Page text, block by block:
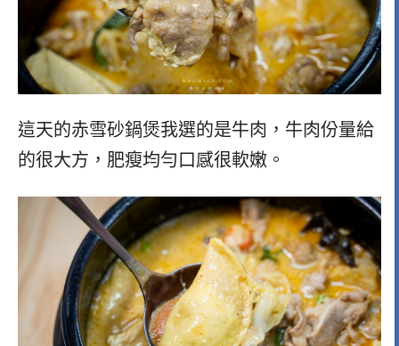
這天的赤雪砂鍋煲我選的是牛肉，牛肉份量給
的很大方，肥瘦均勻口感很軟嫩。